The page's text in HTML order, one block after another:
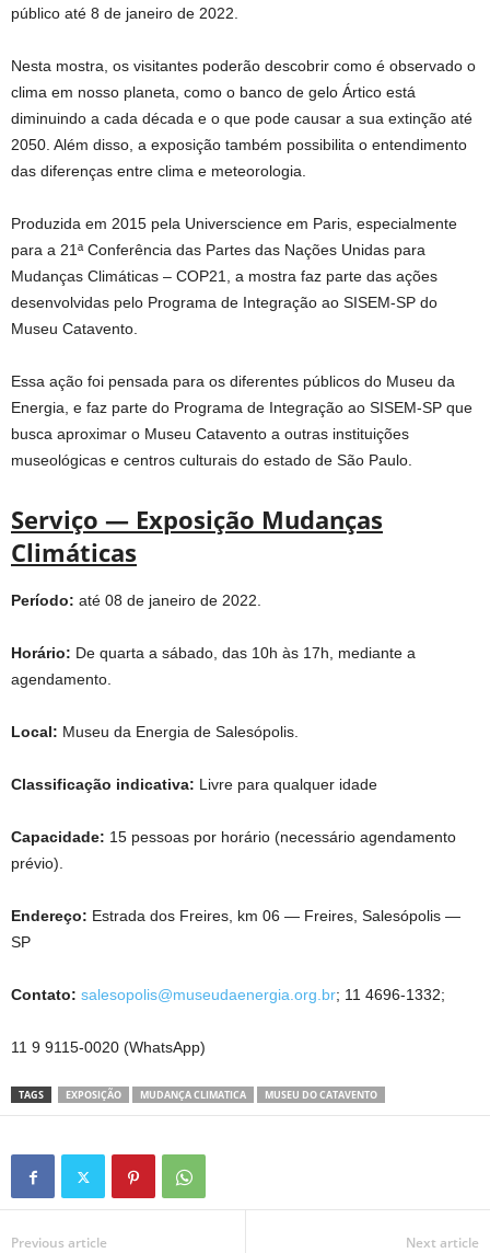
público até 8 de janeiro de 2022.
Nesta mostra, os visitantes poderão descobrir como é observado o
clima em nosso planeta, como o banco de gelo Ártico está
diminuindo a cada década e o que pode causar a sua extinção até
2050. Além disso, a exposição também possibilita o entendimento
das diferenças entre clima e meteorologia.
Produzida em 2015 pela Universcience em Paris, especialmente
para a 21ª Conferência das Partes das Nações Unidas para
Mudanças Climáticas – COP21, a mostra faz parte das ações
desenvolvidas pelo Programa de Integração ao SISEM-SP do
Museu Catavento.
Essa ação foi pensada para os diferentes públicos do Museu da
Energia, e faz parte do Programa de Integração ao SISEM-SP que
busca aproximar o Museu Catavento a outras instituições
museológicas e centros culturais do estado de São Paulo.
Serviço — Exposição Mudanças
Climáticas
Período: até 08 de janeiro de 2022.
Horário: De quarta a sábado, das 10h às 17h, mediante a
agendamento.
Local: Museu da Energia de Salesópolis.
Classificação indicativa: Livre para qualquer idade
Capacidade: 15 pessoas por horário (necessário agendamento
prévio).
Endereço: Estrada dos Freires, km 06 — Freires, Salesópolis —
SP
Contato: salesopolis@museudaenergia.org.br; 11 4696-1332;
11 9 9115-0020 (WhatsApp)
TAGS EXPOSIÇÃO MUDANÇA CLIMATICA MUSEU DO CATAVENTO
Previous article Next article